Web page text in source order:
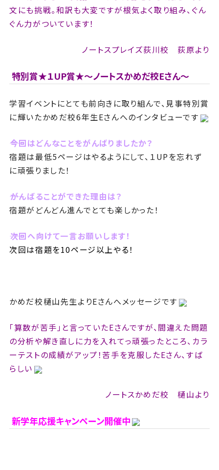
文にも挑戦。和訳も大変ですが根気よく取り組み、ぐん
ぐん力がついています！
ノートスプレイズ荻川校 荻原より
特別賞★１UP賞★～ノートスかめだ校Eさん～
学習イベントにとても前向きに取り組んで、見事特別賞
に輝いたかめだ校6年生Eさんへのインタビューです
――今回はどんなことをがんばりましたか？
宿題は最低5ページはやるようにして、１UPを忘れず
に頑張りました！
――がんばることができた理由は？
宿題がどんどん進んでとても楽しかった！
――次回へ向けて一言お願いします！
次回は宿題を10ページ以上やる！
かめだ校樋山先生よりEさんへメッセージです
「算数が苦手」と言っていたEさんですが、間違えた問題
の分析や解き直しに力を入れてっ頑張ったところ、カラ
ーテストの成績がアップ！苦手を克服したEさん、すば
らしい
ノートスかめだ校 樋山より
新学年応援キャンペーン開催中